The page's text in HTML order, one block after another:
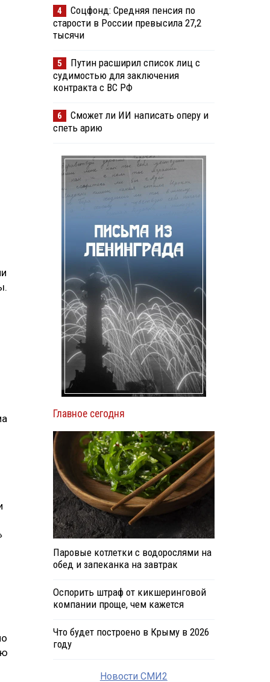
4
Соцфонд: Средняя пенсия по
старости в России превысила 27,2
тысячи
5
Путин расширил список лиц с
судимостью для заключения
контракта с ВС РФ
6
Сможет ли ИИ написать оперу и
спеть арию
Главное сегодня
Паровые котлетки с водорослями на
обед и запеканка на завтрак
Оспорить штраф от кикшеринговой
компании проще, чем кажется
Что будет построено в Крыму в 2026
году
Новости СМИ2